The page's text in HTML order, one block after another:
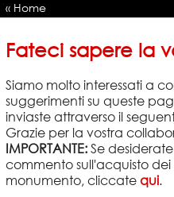
« Home
Fateci sapere la
Siamo molto interessati a
suggerimenti su queste
inviaste attraverso il
Grazie per la vostra
IMPORTANTE:Se
commento sull'acquisto
monumento, cliccate qui.